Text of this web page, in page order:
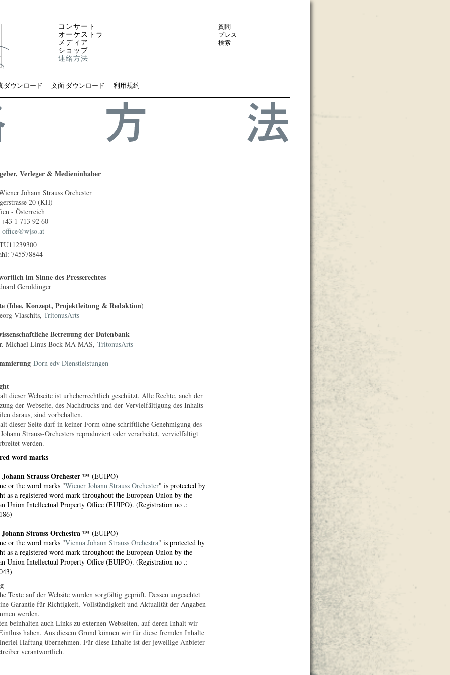
コンサート
オーケストラ
メディア
ショップ
連絡方法
ダウンロード 文面 ダウンロード 利用规约
質問
プレス
検索
Verleger & Medieninhaber
Johann Strauss Orchester
20 (KH)
- Österreich
1 713 92 60
office@wjso.at
745578844
im Sinne des Presserechtes
Geroldinger
(Idee, Konzept, Projektleitung & Redaktion)
Vlaschits, TritonusArts
Betreuung der Datenbank
Michael Linus Bock MA MAS, TritonusArts
Dorn edv Dienstleistungen
dieser Webseite ist urheberrechtlich geschützt. Alle Rechte, auch der
der Webseite, des Nachdrucks und der Vervielfältigung des Inhalts
daraus, sind vorbehalten.
dieser Seite darf in keiner Form ohne schriftliche Genehmigung des
Strauss-Orchesters reproduziert oder verarbeitet, vervielfältigt
werden.
word marks
Strauss Orchester ™ (EUIPO)
or the word marks "Wiener Johann Strauss Orchester" is protected by
as a registered word mark throughout the European Union by the
Union Intellectual Property Office (EUIPO). (Registration no .:
Strauss Orchestra ™ (EUIPO)
or the word marks "Vienna Johann Strauss Orchestra" is protected by
as a registered word mark throughout the European Union by the
Union Intellectual Property Office (EUIPO). (Registration no .:
Texte auf der Website wurden sorgfältig geprüft. Dessen ungeachtet
Garantie für Richtigkeit, Vollständigkeit und Aktualität der Angaben
werden.
beinhalten auch Links zu externen Webseiten, auf deren Inhalt wir
haben. Aus diesem Grund können wir für diese fremden Inhalte
Haftung übernehmen. Für diese Inhalte ist der jeweilige Anbieter
verantwortlich.